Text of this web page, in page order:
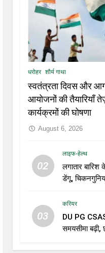
धरोहर शौर्य गाथा
स्वतंत्रता दिवस और
आयोजनों की तैयारियाँ
कार्यक्रमों की घोषणा
August 6, 2026
02
लाइफ-हेल्थ
लगातार बारिश
डेंगू,
निर्देश
03
करियर
DU PG
समयसीमा